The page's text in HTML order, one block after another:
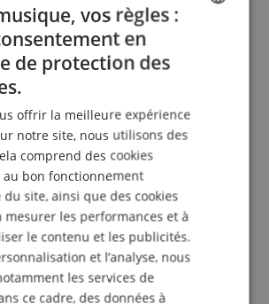
l'article dans leur compte client.
sur un marché
UGle 03.04.2023
automatiquement. Langue originale
nos pieds sur les marchés. On
mais avec cette chaise on peut
ce que les clients arrivent.... De
Il en vaut vraiment la peine....
et à plier
FRENCH
SPANISH
vos règles :
en
de protection des
offrir la meilleure expérience
notre site, nous utilisons des
comprend des cookies
au bon fonctionnement
site, ainsi que des cookies
mesurer les performances et à
le contenu et les publicités.
et l’analyse, nous
les services de
ce cadre, des données à